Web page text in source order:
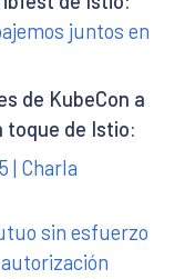
juntos en
de KubeCon a
toque de Istio:
| Charla
sin esfuerzo